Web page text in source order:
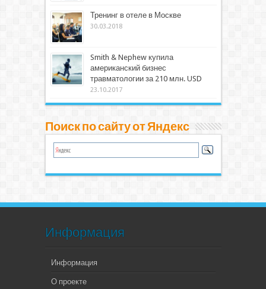
Тренинг в отеле в Москве
30.03.2018
Smith & Nephew купила
американский бизнес
травматологии за 210 млн. USD
23.10.2017
Поиск по сайту от Яндекс
Информация
Информация
О проекте